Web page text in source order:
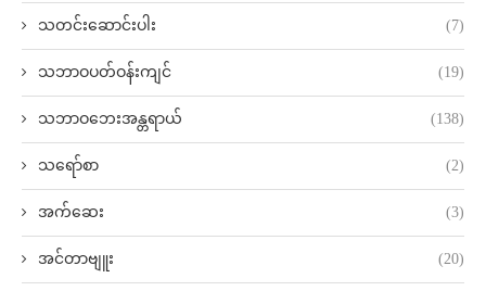
သတင်းဆောင်းပါး (7)
သဘာဝပတ်ဝန်းကျင် (19)
သဘာဝဘေးအန္တရာယ် (138)
သရော်စာ (2)
အက်ဆေး (3)
အင်တာဗျူး (20)